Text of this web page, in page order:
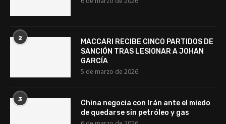
2
MACCARI RECIBE CINCO PARTIDOS DE
SANCIÓN TRAS LESIONAR A JOHAN
GARCÍA
5 de marzo de 2026
3
China negocia con Irán ante el miedo
de quedarse sin petróleo y gas